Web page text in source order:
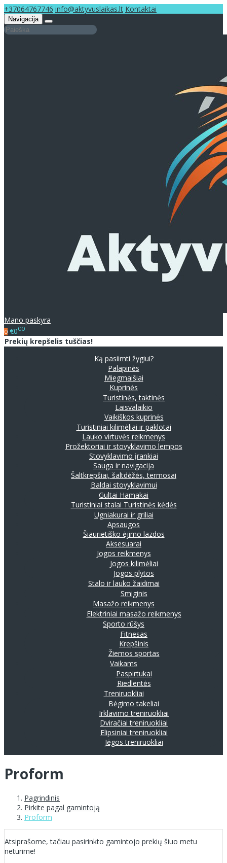
+37064767746 info@aktyvuslaikas.lt Kontaktai
Navigacija
Mano paskyra
0 €000
Prekių krepšelis tuščias!
Ką pasiimti žygiui?
Palapinės
Miegmaišiai
Kuprinės
Turistinės, taktinės
Laisvalaikio
Vaikiškos kuprinės
Turistiniai kilimėliai ir paklotai
Lauko virtuvės reikmenys
Prožektoriai ir stovyklavimo lempos
Stovyklavimo įrankiai
Sauga ir navigacija
Šaltkrepšiai, šaltdėžės, termosai
Baldai stovyklavimui
Gultai Hamakai
Turistiniai stalai Turistinės kėdės
Ugniakurai ir griliai
Apsaugos
Šiaurietiško ėjimo lazdos
Aksesuarai
Jogos reikmenys
Jogos kilimėliai
Jogos plytos
Stalo ir lauko žaidimai
Smiginis
Masažo reikmenys
Elektriniai masažo reikmenys
Sporto rūšys
Fitnesas
Krepšinis
Žiemos sportas
Vaikams
Paspirtukai
Riedlentės
Treniruokliai
Bėgimo takeliai
Irklavimo treniruokliai
Dviračiai treniruokliai
Elipsiniai treniruokliai
Jėgos treniruokliai
Proform
Pagrindinis
Pirkite pagal gamintoją
Proform
Atsiprašome, tačiau pasirinkto gamintojo prekių šiuo metu
neturime!